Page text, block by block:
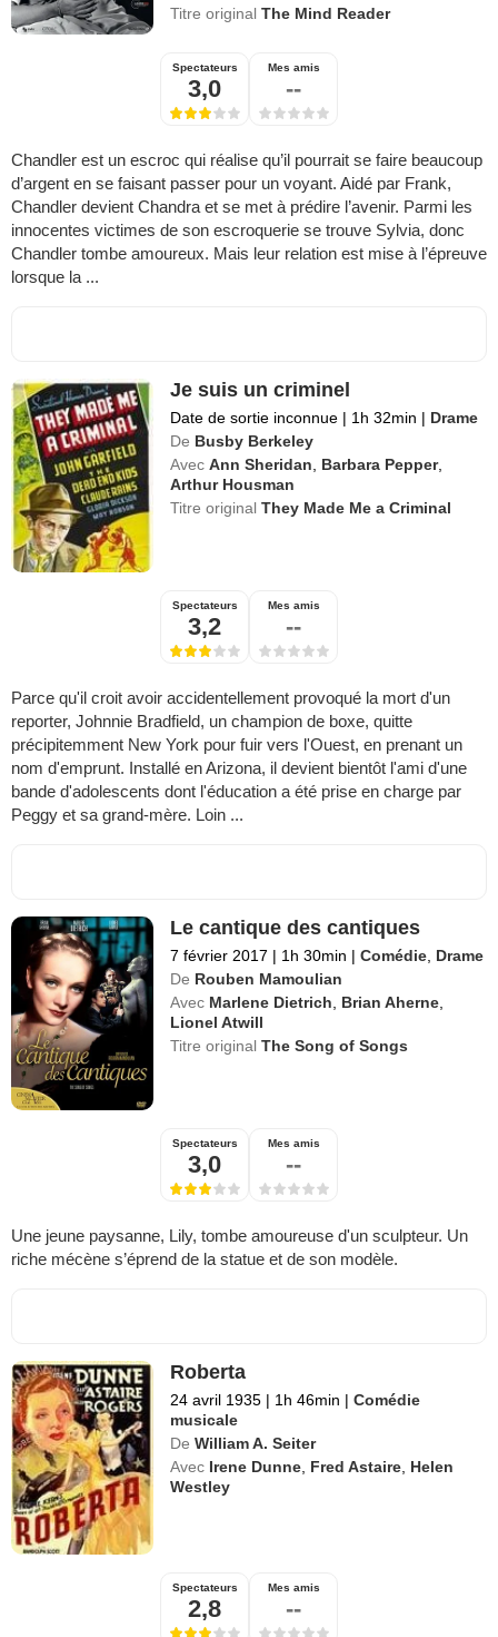
Titre originalThe Mind Reader
Spectateurs
3,0
Mes amis
--
Chandler est un escroc qui réalise qu’il pourrait se faire beaucoup
d’argent en se faisant passer pour un voyant. Aidé par Frank,
Chandler devient Chandra et se met à prédire l’avenir. Parmi les
innocentes victimes de son escroquerie se trouve Sylvia, donc
Chandler tombe amoureux. Mais leur relation est mise à l’épreuve
lorsque la ...
Je suis un criminel
Date de sortie inconnue | 1h 32min | Drame
De Busby Berkeley
Avec Ann Sheridan Barbara Pepper,
Arthur Housman
Titre originalThey Made Me a Criminal
Spectateurs
3,2
Mes amis
--
Parce qu'il croit avoir accidentellement provoqué la mort d'un
reporter, Johnnie Bradfield, un champion de boxe, quitte
précipitemment New York pour fuir vers l'Ouest, en prenant un
nom d'emprunt. Installé en Arizona, il devient bientôt l'ami d'une
bande d'adolescents dont l'éducation a été prise en charge par
Peggy et sa grand-mère. Loin ...
Le cantique des cantiques
7 février 2017 | 1h 30min | Comédie Drame
De Rouben Mamoulian
Avec Marlene Dietrich Brian Aherne
Lionel Atwill
Titre originalThe Song of Songs
Spectateurs
3,0
Mes amis
--
Une jeune paysanne, Lily, tombe amoureuse d'un sculpteur. Un
riche mécène s’éprend de la statue et de son modèle.
Roberta
24 avril 1935 | 1h 46min | Comédie
musicale
De William A. Seiter
Avec Irene Dunne Fred Astaire Helen
Westley
Spectateurs
2,8
Mes amis
--